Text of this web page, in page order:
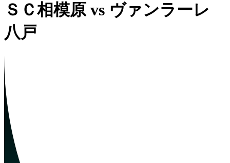
ＳＣ相模原 vs ヴァンラーレ
八戸